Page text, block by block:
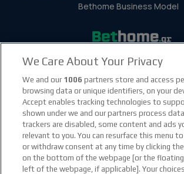
Bethome Business Model
instagram social link
youtube social
tiktok
We Care About Your Privacy
We and our 1006 partners store and access
browsing data or unique identifiers, on your
Accept enables tracking technologies to
shown under we and our partners process
trackers are disabled, some content and ads
relevant to you. You can resurface this menu
or withdraw consent at any time by clicking
on the bottom of the webpage [or the
left of the webpage, if applicable]. Your